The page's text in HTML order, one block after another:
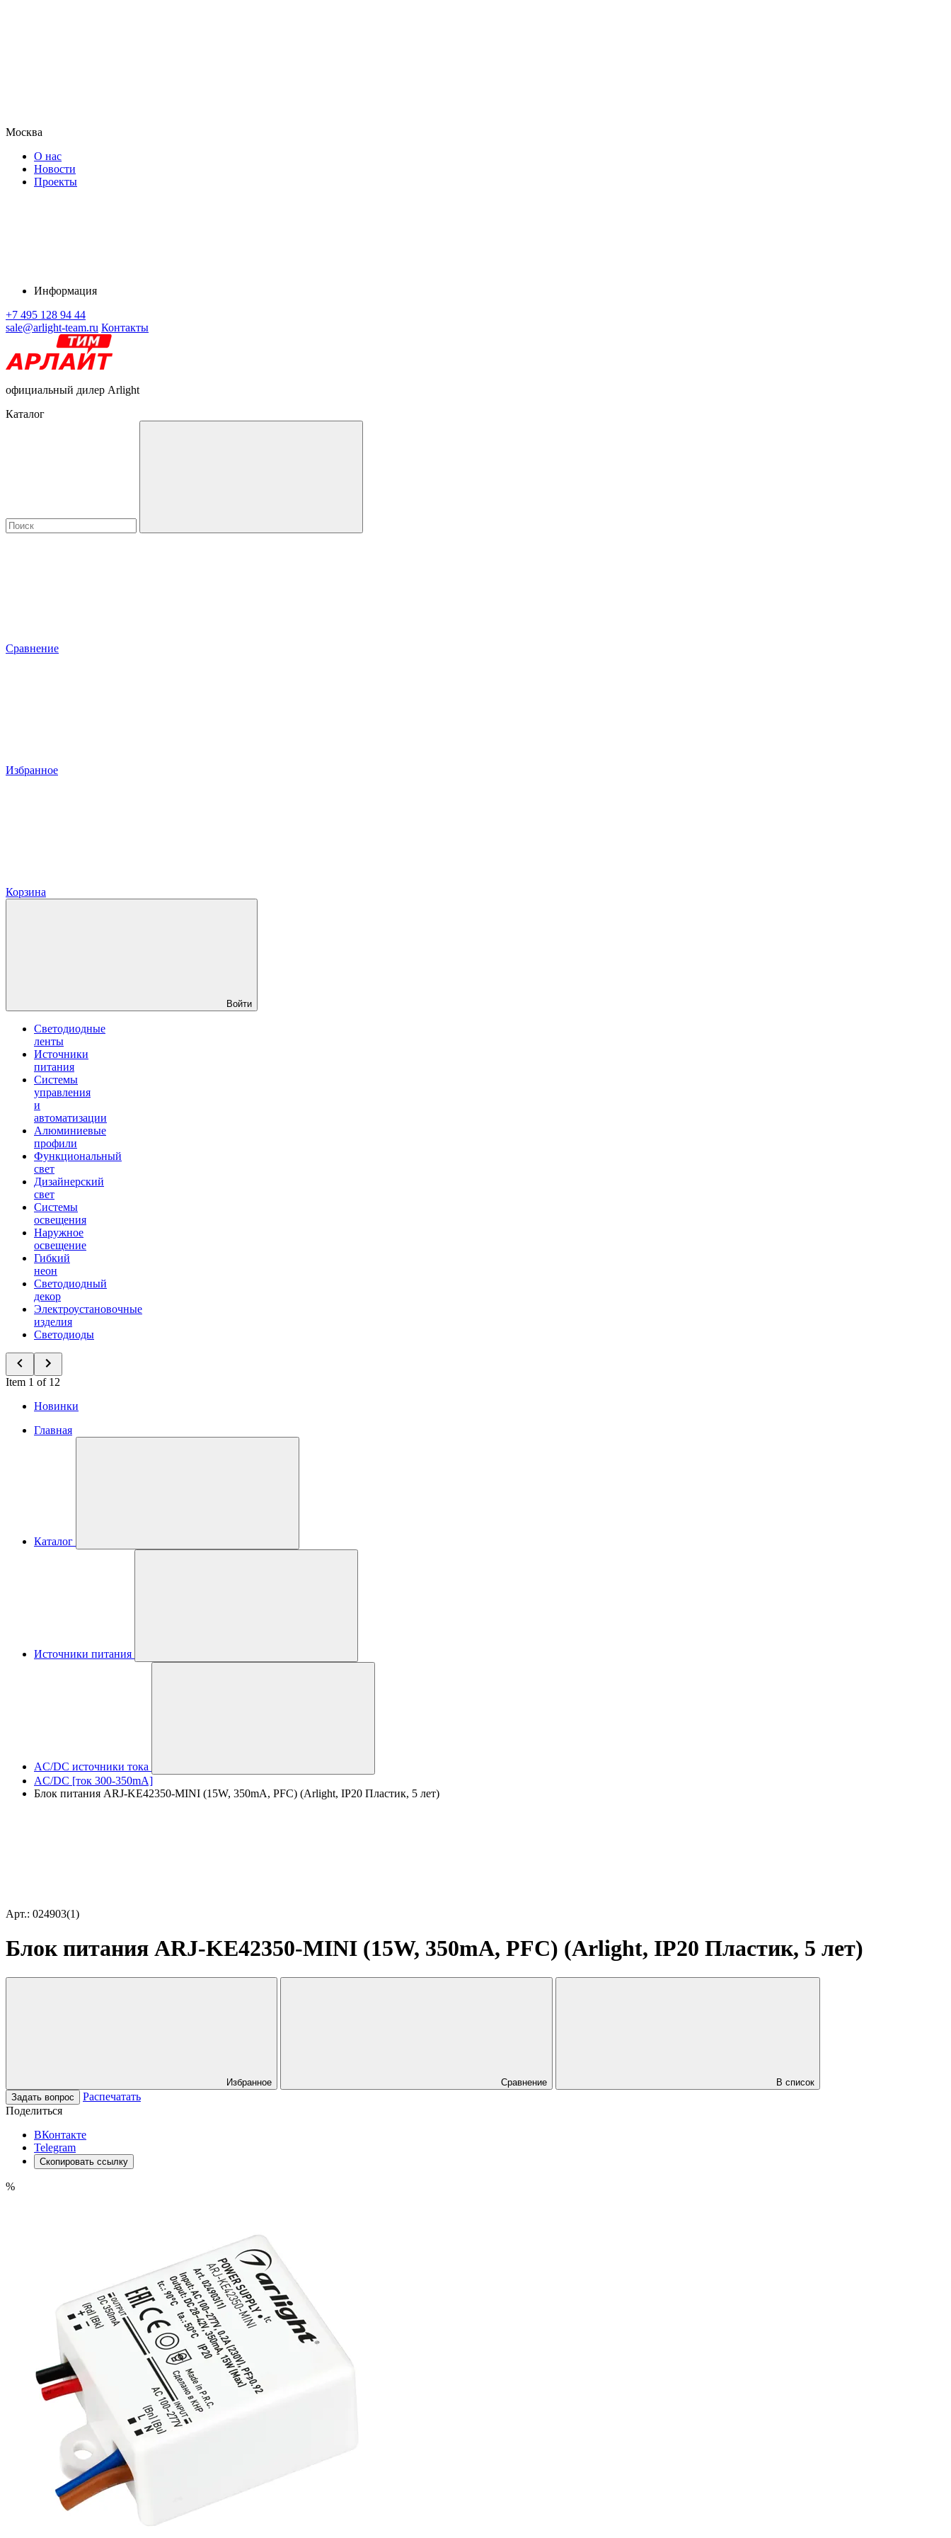
Москва
О нас
Новости
Проекты
Информация
+7 495 128 94 44
sale@arlight-team.ru Контакты
официальный дилер Arlight
Каталог
Сравнение
Избранное
Корзина
Войти
Светодиодные
ленты
Источники
питания
Системы
управления
и
автоматизации
Алюминиевые
профили
Функциональный
свет
Дизайнерский
свет
Системы
освещения
Наружное
освещение
Гибкий
неон
Светодиодный
декор
Электроустановочные
изделия
Светодиоды
Item 1 of 12
Новинки
Главная
Каталог
Источники питания
AC/DC источники тока
AC/DC [ток 300-350mA]
Блок питания ARJ-KE42350-MINI (15W, 350mA, PFC) (Arlight, IP20 Пластик, 5 лет)
Арт.: 024903(1)
Блок питания ARJ-KE42350-MINI (15W, 350mA, PFC) (Arlight, IP20 Пластик, 5 лет)
Избранное Сравнение
В список
Задать вопрос
Распечатать
Поделиться
ВКонтакте
Telegram
Скопировать ссылку
%